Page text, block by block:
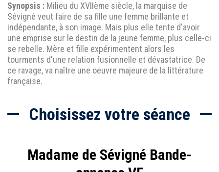
Synopsis : Milieu du XVIIème siècle, la marquise de
Sévigné veut faire de sa fille une femme brillante et
indépendante, à son image. Mais plus elle tente d'avoir
une emprise sur le destin de la jeune femme, plus celle-ci
se rebelle. Mère et fille expérimentent alors les
tourments d'une relation fusionnelle et dévastatrice. De
ce ravage, va naître une oeuvre majeure de la littérature
française.
Choisissez votre séance
Madame de Sévigné Bande-